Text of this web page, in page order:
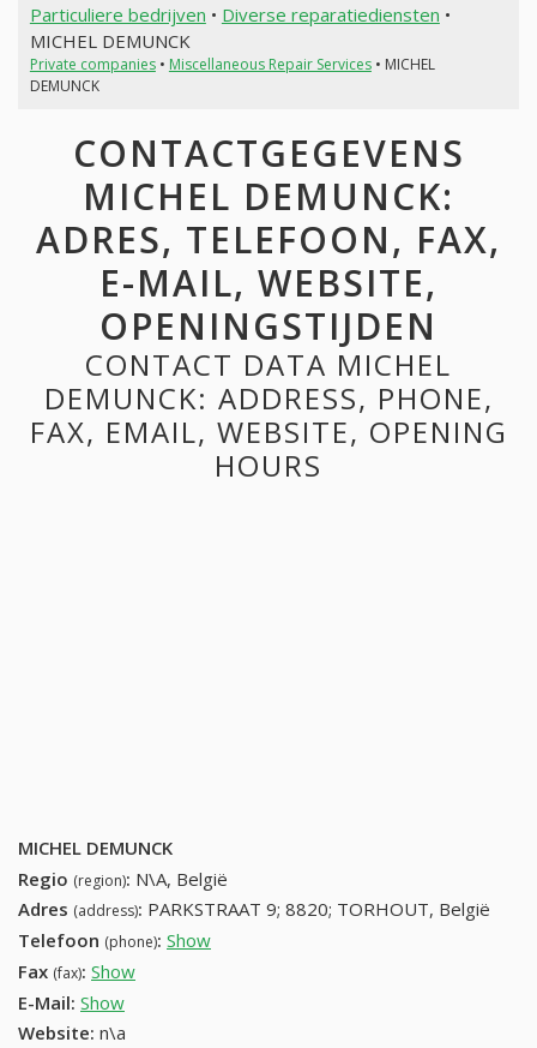
Particuliere bedrijven • Diverse reparatiediensten •
MICHEL DEMUNCK
Private companies• Miscellaneous Repair Services• MICHEL
DEMUNCK
CONTACTGEGEVENS
MICHEL DEMUNCK:
ADRES, TELEFOON, FAX,
E-MAIL, WEBSITE,
OPENINGSTIJDEN
CONTACT DATA MICHEL
DEMUNCK: ADDRESS, PHONE,
FAX, EMAIL, WEBSITE, OPENING
HOURS
MICHEL DEMUNCK
Regio (region): N\A, België
Adres (address): PARKSTRAAT 9; 8820; TORHOUT, België
Telefoon (phone): Show
Fax (fax): Show
E-Mail: Show
Website: n\a